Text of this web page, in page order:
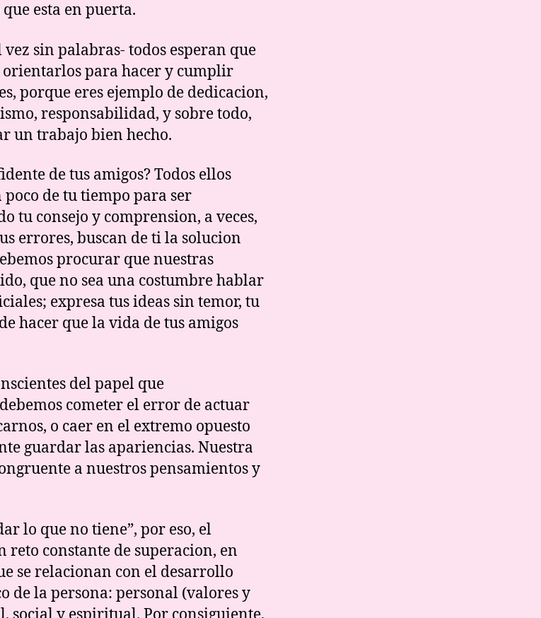
esta en puerta.
sin palabras- todos esperan que
orientarlos para hacer y cumplir
porque eres ejemplo de dedicacion,
responsabilidad, y sobre todo,
un trabajo bien hecho.
de tus amigos? Todos ellos
de tu tiempo para ser
tu consejo y comprension, a veces,
errores, buscan de ti la solucion
procurar que nuestras
que no sea una costumbre hablar
expresa tus ideas sin temor, tu
hacer que la vida de tus amigos
del papel que
cometer el error de actuar
o caer en el extremo opuesto
guardar las apariencias. Nuestra
a nuestros pensamientos y
lo que no tiene”, por eso, el
constante de superacion, en
se relacionan con el desarrollo
de la persona: personal (valores y